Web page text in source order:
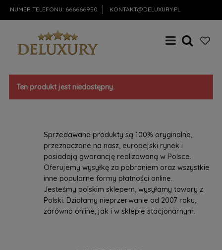
NUMER TELEFONU: 666666950 KONTAKT@DELUXURY.PL
Ten produkt jest niedostępny.
Sprzedawane produkty są 100% oryginalne,
przeznaczone na nasz, europejski rynek i
posiadają gwarancję realizowaną w Polsce.
Oferujemy wysyłkę za pobraniem oraz wszystkie
inne popularne formy płatności online.
Jesteśmy polskim sklepem, wysyłamy towary z
Polski. Działamy nieprzerwanie od 2007 roku,
zarówno online, jak i w sklepie stacjonarnym.